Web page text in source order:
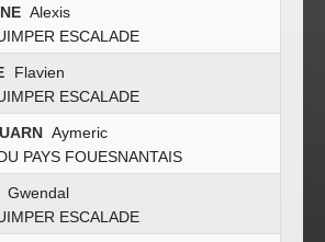
Alexis
ESCALADE
Flavien
ESCALADE
Aymeric
PAYS FOUESNANTAIS
Gwendal
ESCALADE